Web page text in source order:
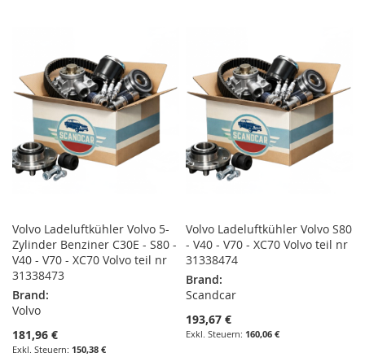
Volvo Ladeluftkühler Volvo 5-
Zylinder Benziner C30E - S80 -
V40 - V70 - XC70 Volvo teil nr
31338473
Brand:
Volvo
181,96 €
150,38 €
Volvo Ladeluftkühler Volvo S80
- V40 - V70 - XC70 Volvo teil nr
31338474
Brand:
Scandcar
193,67 €
160,06 €